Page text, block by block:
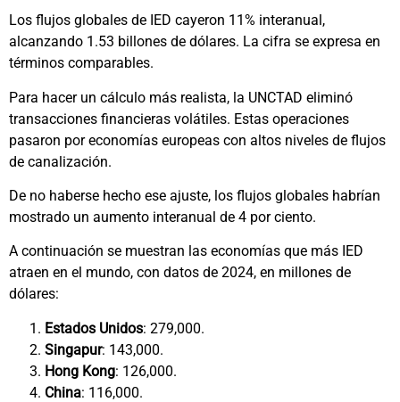
Los flujos globales de IED cayeron 11% interanual,
alcanzando 1.53 billones de dólares. La cifra se expresa en
términos comparables.
Para hacer un cálculo más realista, la UNCTAD eliminó
transacciones financieras volátiles. Estas operaciones
pasaron por economías europeas con altos niveles de flujos
de canalización.
De no haberse hecho ese ajuste, los flujos globales habrían
mostrado un aumento interanual de 4 por ciento.
A continuación se muestran las economías que más IED
atraen en el mundo, con datos de 2024, en millones de
dólares:
Estados Unidos: 279,000.
Singapur: 143,000.
Hong Kong: 126,000.
China: 116,000.